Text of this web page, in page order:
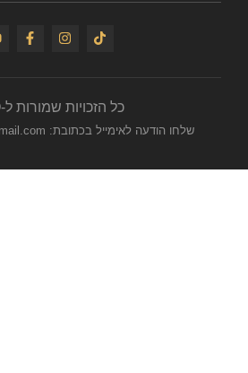
כל הזכויות שמורות ל-HTO
שלחו הודעה לאימייל בכתובת: htofashion2022@gmail.com